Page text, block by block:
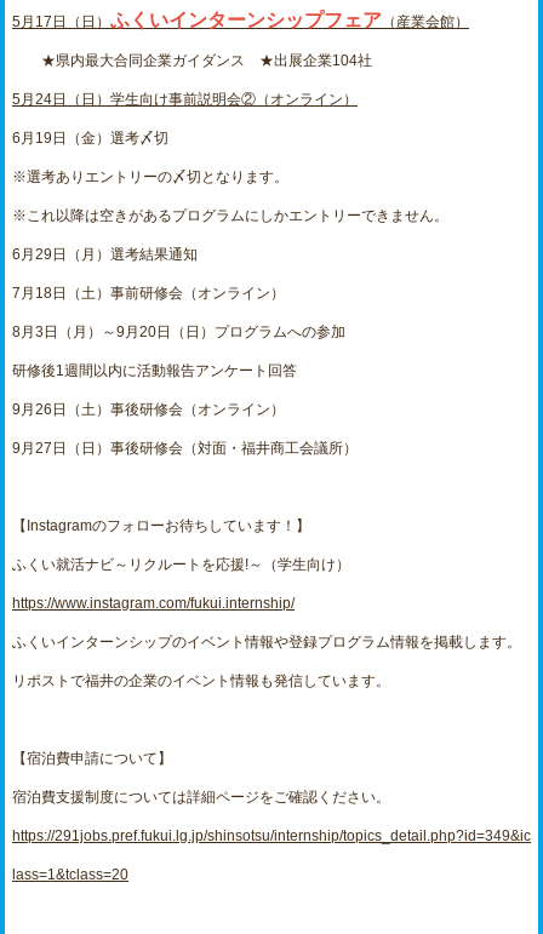
5月17日（日） ふくいインターンシップフェア （産業会館）
★県内最大合同企業ガイダンス ★出展企業104社
5月24日（日）学生向け事前説明会②（オンライン）
6月19日（金）選考〆切
※選考ありエントリーの〆切となります。
※これ以降は空きがあるプログラムにしかエントリーできません。
6月29日（月）選考結果通知
7月18日（土）事前研修会（オンライン）
8月3日（月）～9月20日（日）プログラムへの参加
研修後1週間以内に活動報告アンケート回答
9月26日（土）事後研修会（オンライン）
9月27日（日）事後研修会（対面・福井商工会議所）
【Instagramのフォローお待ちしています！】
ふくい就活ナビ～リクルートを応援!～（学生向け）
https://www.instagram.com/fukui.internship/
ふくいインターンシップのイベント情報や登録プログラム情報を掲載します。
リポストで福井の企業のイベント情報も発信しています。
【宿泊費申請について】
宿泊費支援制度については詳細ページをご確認ください。
https://291jobs.pref.fukui.lg.jp/shinsotsu/internship/topics_detail.php?id=349&ic
lass=1&tclass=20